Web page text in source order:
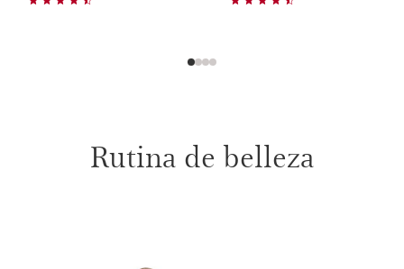
Rutina de belleza